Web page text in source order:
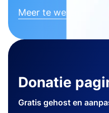
Meer te weten
Donatie
Gratis gehost en